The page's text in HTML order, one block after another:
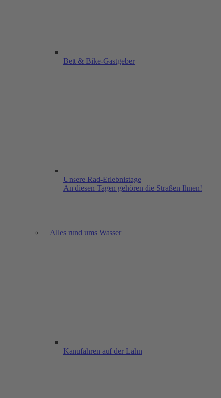
Bett & Bike-Gastgeber
Unsere Rad-Erlebnistage
An diesen Tagen gehören die Straßen Ihnen!
Alles rund ums Wasser
Kanufahren auf der Lahn